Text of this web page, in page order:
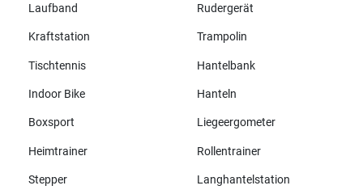
Laufband Rudergerät
Kraftstation Trampolin
Tischtennis Hantelbank
Indoor Bike Hanteln
Boxsport Liegeergometer
Heimtrainer Rollentrainer
Stepper Langhantelstation